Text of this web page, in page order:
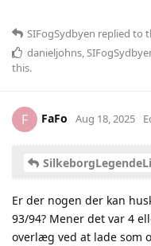
SIFogSydbyen replied to
danieljohns,
this.
F FaFo Aug 18, 2025
Er der nogen der kan
93/94? Mener det var 4
overlæg ved at lade som